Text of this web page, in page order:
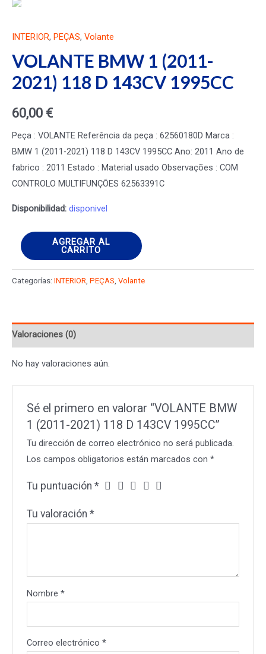
INTERIOR, PEÇAS, Volante
VOLANTE BMW 1 (2011-
2021) 118 D 143CV 1995CC
60,00 €
Peça : VOLANTE Referência da peça : 62560180D Marca :
BMW 1 (2011-2021) 118 D 143CV 1995CC Ano: 2011 Ano de
fabrico : 2011 Estado : Material usado Observações : COM
CONTROLO MULTIFUNÇÕES 62563391C
Disponibilidad: disponivel
VOLANTE
BMW
1
(2011-
D
1995CC
cantidad
AGREGAR AL
CARRITO
Categorías: INTERIOR PEÇAS Volante
Valoraciones (0)
No hay valoraciones aún.
Sé el primero en valorar “VOLANTE BMW
1 (2011-2021) 118 D 143CV 1995CC”
Tu dirección de correo electrónico no será publicada.
Los campos obligatorios están marcados con*
Tu puntuación*
Tu valoración*
Nombre*
Correo electrónico*